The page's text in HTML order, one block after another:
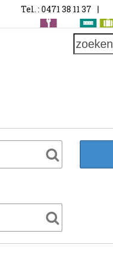
Tel. : 0471 38 11 37 |
zoeken